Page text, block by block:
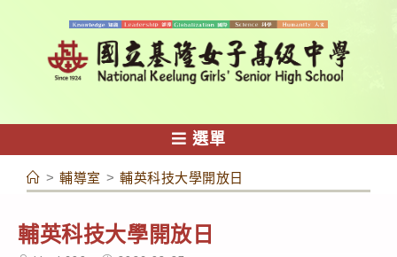
容
選單
> 輔導室 > 輔英科技大學開放日
輔英科技大學開放日